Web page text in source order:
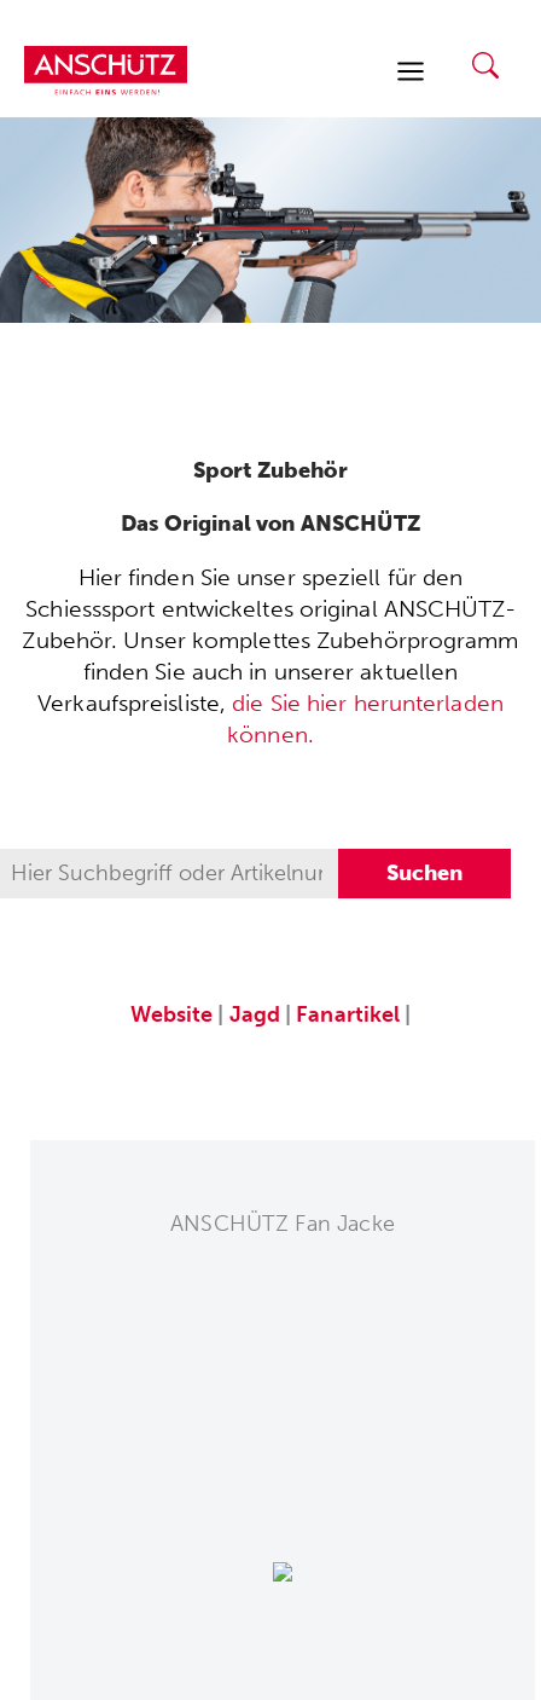
Inhalt
springen
Sport Zubehör
Das Original von ANSCHÜTZ
Hier finden Sie unser speziell für den
Schiesssport entwickeltes original ANSCHÜTZ-
Zubehör. Unser komplettes Zubehörprogramm
finden Sie auch in unserer aktuellen
Verkaufspreisliste, die Sie hier herunterladen
können.
Website Jagd Fanartikel
ANSCHÜTZ Fan Jacke